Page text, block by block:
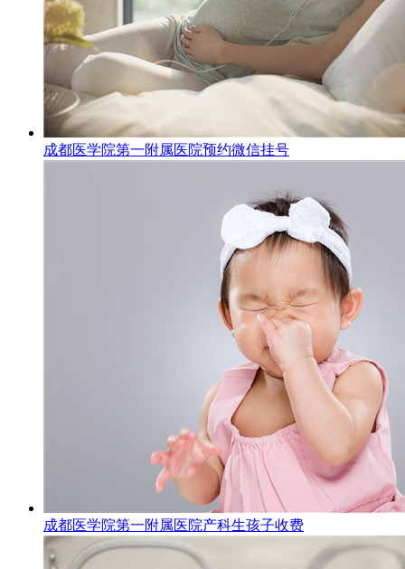
成都医学院第一附属医院预约微信挂号
成都医学院第一附属医院产科生孩子收费